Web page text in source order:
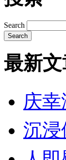
Search
最新
庆
沉浸